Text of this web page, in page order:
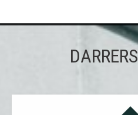
DARRERS